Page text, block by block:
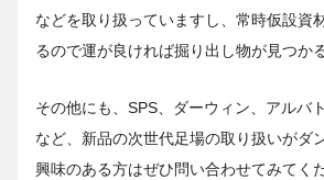
などを取り扱っていますし、常時仮設資
るので運が良ければ掘り出し物が見つか
その他にも、SPS、ダーウィン、アルバ
など、新品の次世代足場の取り扱いがダ
興味のある方はぜひ問い合わせてみてく